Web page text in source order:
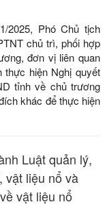
2025, Phó Chủ tịch
chủ trì, phối hợp
đơn vị liên quan
hiện Nghị quyết
tỉnh về chủ trương
khác để thực hiện
Luật quản lý,
vật liệu nổ và
vật liệu nổ